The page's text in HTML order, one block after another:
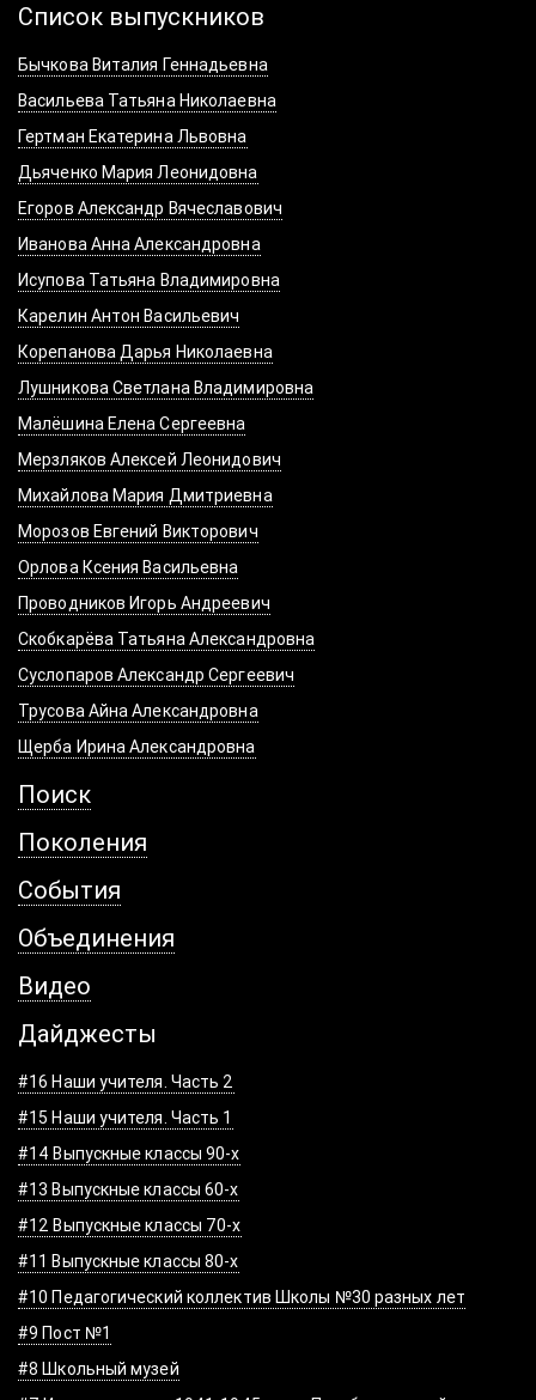
Список выпускников
Бычкова Виталия Геннадьевна
Васильева Татьяна Николаевна
Гертман Екатерина Львовна
Дьяченко Мария Леонидовна
Егоров Александр Вячеславович
Иванова Анна Александровна
Исупова Татьяна Владимировна
Карелин Антон Васильевич
Корепанова Дарья Николаевна
Лушникова Светлана Владимировна
Малёшина Елена Сергеевна
Мерзляков Алексей Леонидович
Михайлова Мария Дмитриевна
Морозов Евгений Викторович
Орлова Ксения Васильевна
Проводников Игорь Андреевич
Скобкарёва Татьяна Александровна
Суслопаров Александр Сергеевич
Трусова Айна Александровна
Щерба Ирина Александровна
Поиск
Поколения
События
Объединения
Видео
Дайджесты
#16 Наши учителя. Часть 2
#15 Наши учителя. Часть 1
#14 Выпускные классы 90-х
#13 Выпускные классы 60-х
#12 Выпускные классы 70-х
#11 Выпускные классы 80-х
#10 Педагогический коллектив Школы №30 разных лет
#9 Пост №1
#8 Школьный музей